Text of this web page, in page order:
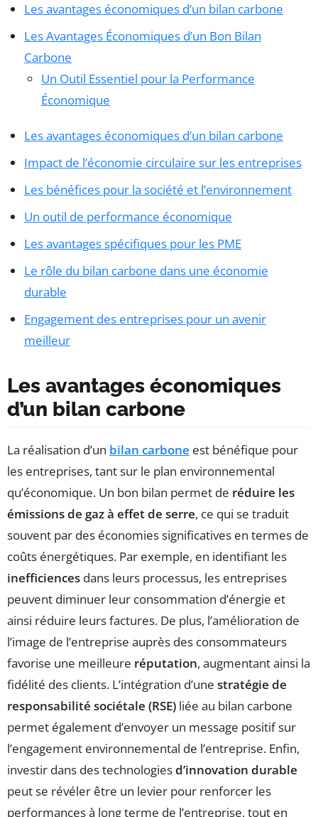
Les avantages économiques d’un bilan carbone
Les Avantages Économiques d’un Bon Bilan
Carbone
Un Outil Essentiel pour la Performance
Économique
Les avantages économiques d’un bilan carbone
Impact de l’économie circulaire sur les entreprises
Les bénéfices pour la société et l’environnement
Un outil de performance économique
Les avantages spécifiques pour les PME
Le rôle du bilan carbone dans une économie
durable
Engagement des entreprises pour un avenir
meilleur
Les avantages économiques
d’un bilan carbone
La réalisation d’un bilan carbone est bénéfique pour
les entreprises, tant sur le plan environnemental
qu’économique. Un bon bilan permet de réduire les
émissions de gaz à effet de serre, ce qui se traduit
souvent par des économies significatives en termes de
coûts énergétiques. Par exemple, en identifiant les
inefficiences dans leurs processus, les entreprises
peuvent diminuer leur consommation d’énergie et
ainsi réduire leurs factures. De plus, l’amélioration de
l’image de l’entreprise auprès des consommateurs
favorise une meilleure réputation, augmentant ainsi la
fidélité des clients. L’intégration d’une stratégie de
responsabilité sociétale (RSE) liée au bilan carbone
permet également d’envoyer un message positif sur
l’engagement environnemental de l’entreprise. Enfin,
investir dans des technologiesd’innovation durable
peut se révéler être un levier pour renforcer les
performances à long terme de l’entreprise, tout en